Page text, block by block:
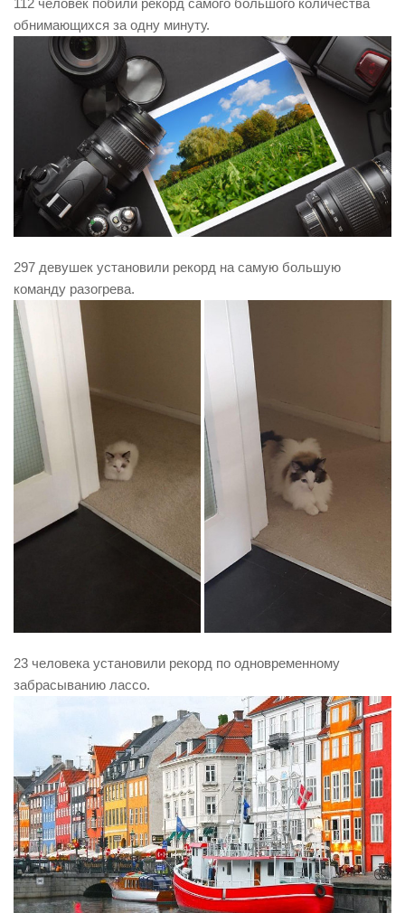
112 человек побили рекорд самого большого количества
обнимающихся за одну минуту.
297 девушек установили рекорд на самую большую
команду разогрева.
23 человека установили рекорд по одновременному
забрасыванию лассо.